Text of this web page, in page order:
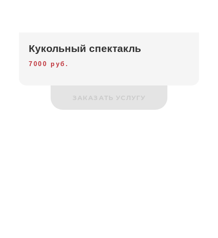
Кукольный спектакль
7000 руб.
ЗАКАЗАТЬ УСЛУГУ